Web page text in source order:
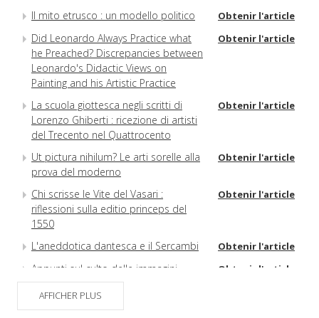
Il mito etrusco : un modello politico
Obtenir l'article
Did Leonardo Always Practice what
he Preached? Discrepancies between
Leonardo's Didactic Views on
Painting and his Artistic Practice
Obtenir l'article
La scuola giottesca negli scritti di
Lorenzo Ghiberti : ricezione di artisti
del Trecento nel Quattrocento
Obtenir l'article
Ut pictura nihilum? Le arti sorelle alla
prova del moderno
Obtenir l'article
Chi scrisse le Vite del Vasari :
riflessioni sulla editio princeps del
1550
Obtenir l'article
L'aneddotica dantesca e il Sercambi Obtenir l'article
Appunti sul culto delle immagini
mariane nelle laudi toscane del
primo Rinascimento
Obtenir l'article
AFFICHER PLUS